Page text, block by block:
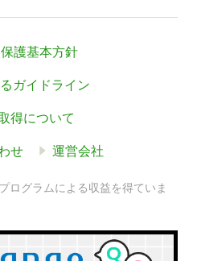
護基本方針
ガイドライン
得について
せ 運営会社
ログラムによる収益を得ていま